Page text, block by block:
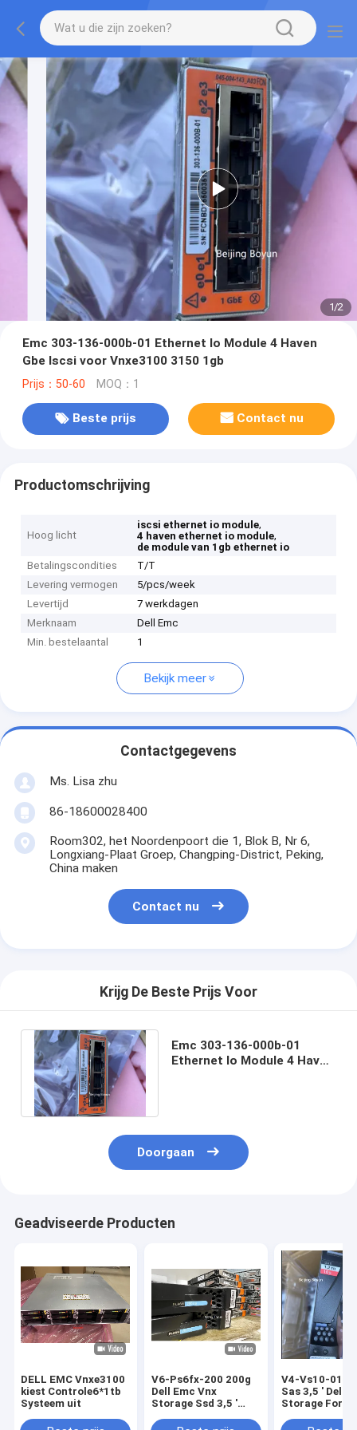
1/2
Emc 303-136-000b-01 Ethernet Io Module 4 Haven
Gbe Iscsi voor Vnxe3100 3150 1gb
Prijs：50-60 MOQ：1
Beste prijs Contact nu
Productomschrijving
Hoog licht
iscsi ethernet io module,
4 haven ethernet io module,
de module van 1gb ethernet io
Betalingscondities
T/T
Levering vermogen
5/pcs/week
Levertijd
7 werkdagen
Merknaam
Dell Emc
Min. bestelaantal
1
Bekijk meer
Contactgegevens
Ms. Lisa zhu
86-18600028400
Room302, het Noordenpoort die 1, Blok B, Nr 6,
Longxiang-Plaat Groep, Changping-District, Peking,
China maken
Contact nu
Krijg De Beste Prijs Voor
Emc 303-136-000b-01
Ethernet Io Module 4 Haven
Doorgaan
Geadviseerde Producten
DELL EMC Vnxe3100
kiest Controle6*1tb
Systeem uit
V6-Ps6fx-200 200g
Dell Emc Vnx
Storage Ssd 3,5 '
Vnxe3200
V4-Vs10-012
Sas 3,5 ' Dell
Storage For
Vnx5600